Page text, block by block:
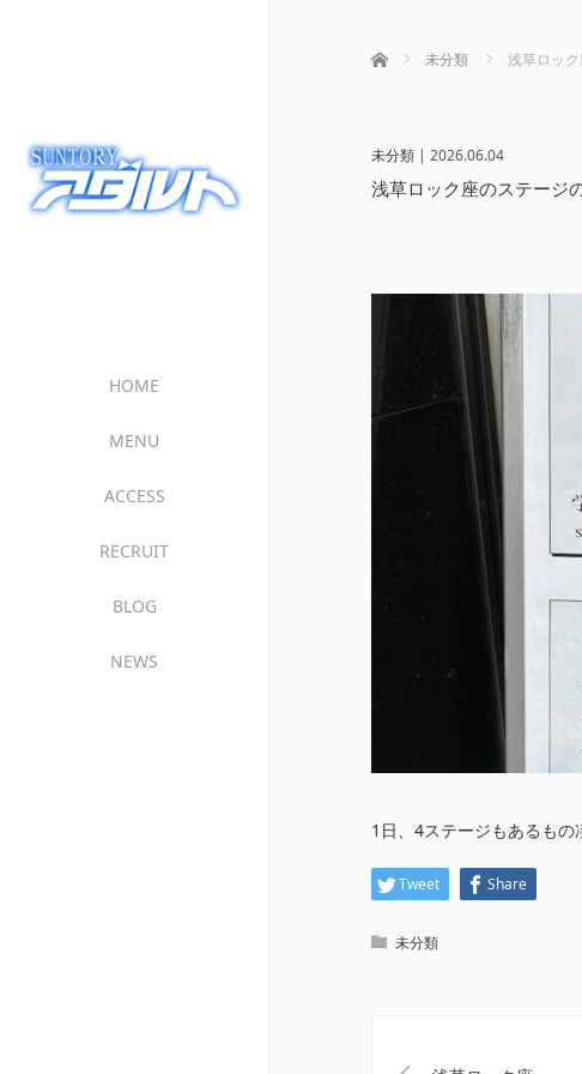
HOME
MENU
ACCESS
RECRUIT
BLOG
NEWS
ホーム 未分類 浅草ロッ
未分類| 2026.06.04
浅草ロック座のステージ
1日、4ステージもあるもの
Tweet Share
未分類